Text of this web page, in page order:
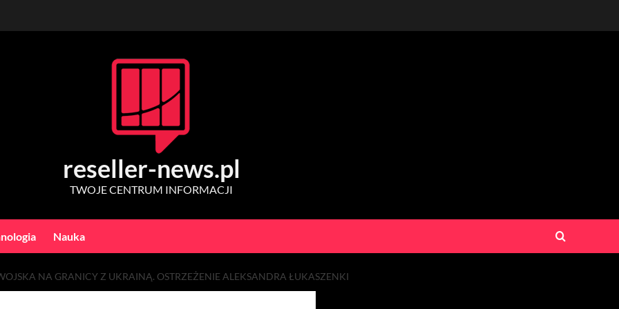
reseller-news.pl
TWOJE CENTRUM INFORMACJI
Nauka
NA GRANICY Z UKRAINĄ. OSTRZEŻENIE ALEKSANDRA ŁUKASZENKI